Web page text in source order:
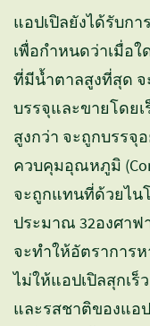
แอปเปิลยังได้รับก
เพื่อกำหนดว่าเมื่อ
ที่มีน้ำตาลสูงที่สุด จ
บรรจุและขายโดย
สูงกว่า จะถูกบรรจุ
ควบคุมอุณหภูมิ
จะถูกแทนที่ด้วยไน
ประมาณ 32องศา
จะทำให้อัตราการ
ไม่ให้แอปเปิลสุกเ
และรสชาติของแอ